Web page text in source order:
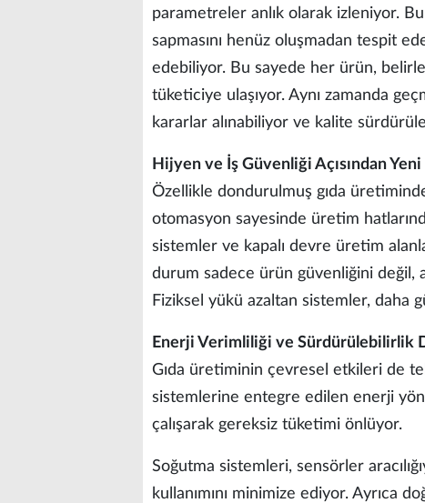
parametreler anlık olarak izleniyor.
sapmasını henüz oluşmadan tespit
edebiliyor. Bu sayede her ürün,
tüketiciye ulaşıyor. Aynı zamanda
kararlar alınabiliyor ve kalite
Hijyen ve İş Güvenliği Açısından
Özellikle dondurulmuş gıda
otomasyon sayesinde üretim
sistemler ve kapalı devre üretim
durum sadece ürün güvenliğini değil,
Fiziksel yükü azaltan sistemler, daha
Enerji Verimliliği ve Sürdürülebilirlik
Gıda üretiminin çevresel etkileri de
sistemlerine entegre edilen enerji
çalışarak gereksiz tüketimi önlüyor.
Soğutma sistemleri, sensörler
kullanımını minimize ediyor. Ayrıca